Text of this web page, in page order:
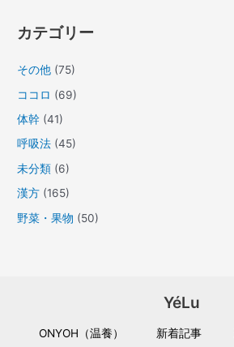
カテゴリー
その他 (75)
ココロ (69)
体幹 (41)
呼吸法 (45)
未分類 (6)
漢方 (165)
野菜・果物 (50)
YéLu
ONYOH（温養） 新着記事